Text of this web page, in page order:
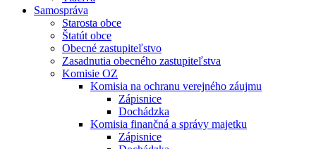
Samospráva
Starosta obce
Štatút obce
Obecné zastupiteľstvo
Zasadnutia obecného zastupiteľstva
Komisie OZ
Komisia na ochranu verejného záujmu
Zápisnice
Dochádzka
Komisia finančná a správy majetku
Zápisnice